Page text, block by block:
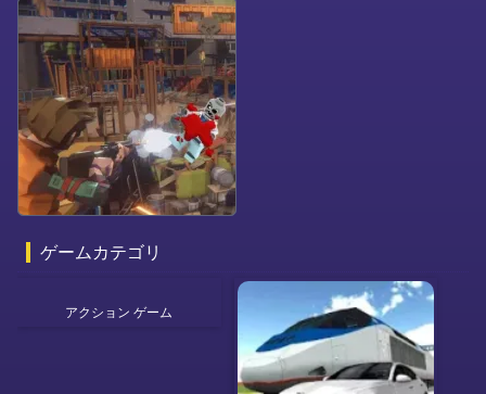
ゲームカテゴリ
アクション ゲーム